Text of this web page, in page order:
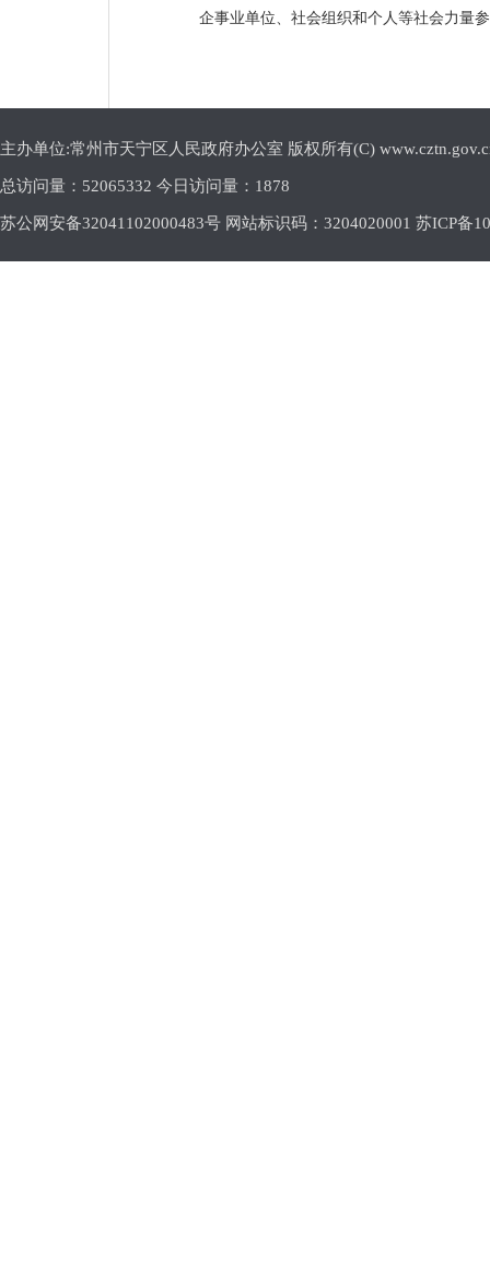
企事业单位、社会组织和个人等社会力量
主办单位:常州市天宁区人民政府办公室 版权所有(C)
总访问量： 52065332 今日访问量： 1878
苏公网安备32041102000483号 网站标识码：3204020001 苏ICP备